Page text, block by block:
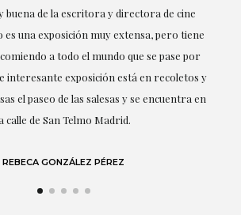
buena de la escritora y directora de cine
es una exposición muy extensa, pero tiene
a todo el mundo que se pase por
interesante exposición está en recoletos y
el paseo de las salesas y se encuentra en
calle de San Telmo Madrid.
REBECA GONZÁLEZ PÉREZ